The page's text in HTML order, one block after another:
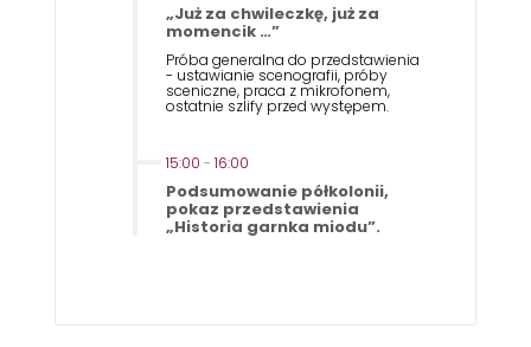
„Już za chwileczkę, już za
momencik …”
Próba generalna do przedstawienia
- ustawianie scenografii, próby
sceniczne, praca z mikrofonem,
ostatnie szlify przed występem.
15:00 - 16:00
Podsumowanie półkolonii,
pokaz przedstawienia
„Historia garnka miodu”.